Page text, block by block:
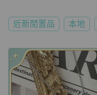
近新閒置品 本地